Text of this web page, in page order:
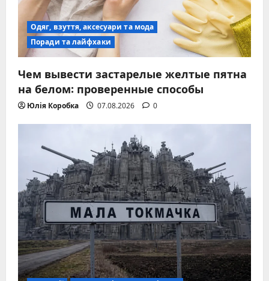
Одяг, взуття, аксесуари та мода
Поради та лайфхаки
Чем вывести застарелые желтые пятна
на белом: проверенные способы
Юлія Коробка 07.08.2026 0